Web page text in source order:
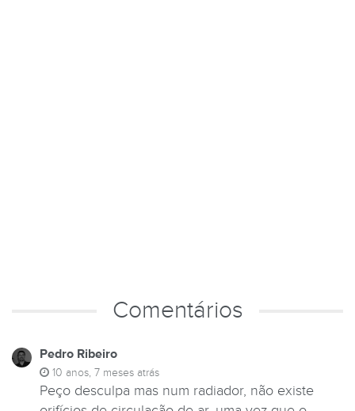
Comentários
Pedro Ribeiro
10 anos, 7 meses atrás
Peço desculpa mas num radiador, não existe